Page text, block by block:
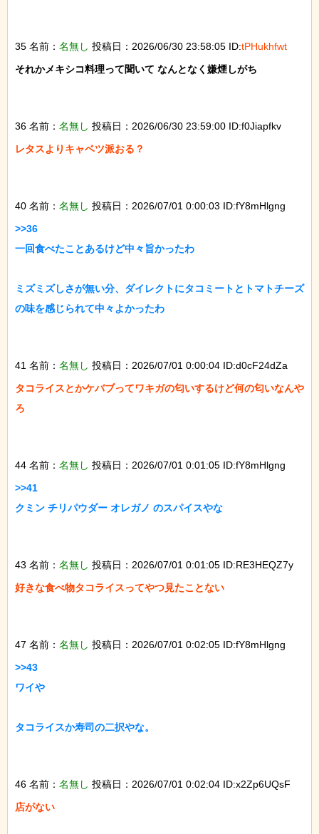
35 名前： 名無し 投稿日：2026/06/30 23:58:05 ID:tPHukhfwt
それかメキシコ料理って聞いて なんとなく嫌煙しがち
36 名前： 名無し 投稿日：2026/06/30 23:59:00 ID:f0Jiapfkv
レタスよりキャベツ派おる？
40 名前： 名無し 投稿日：2026/07/01 0:00:03 ID:fY8mHlgng
>>36
一回食べたことあるけど中々旨かったわ
ミズミズしさが無い分、ダイレクトにタコミートとトマトチーズ
の味を感じられて中々よかったわ
41 名前： 名無し 投稿日：2026/07/01 0:00:04 ID:d0cF24dZa
タコライスとかケバブってワキガの匂いするけど何の匂いなんや
ろ
44 名前： 名無し 投稿日：2026/07/01 0:01:05 ID:fY8mHlgng
>>41
クミン チリパウダー オレガノ のスパイスやな
43 名前： 名無し 投稿日：2026/07/01 0:01:05 ID:RE3HEQZ7y
好きな食べ物タコライスってやつ見たことない
47 名前： 名無し 投稿日：2026/07/01 0:02:05 ID:fY8mHlgng
>>43
ワイや
タコライスか寿司の二択やな。
46 名前： 名無し 投稿日：2026/07/01 0:02:04 ID:x2Zp6UQsF
店がない